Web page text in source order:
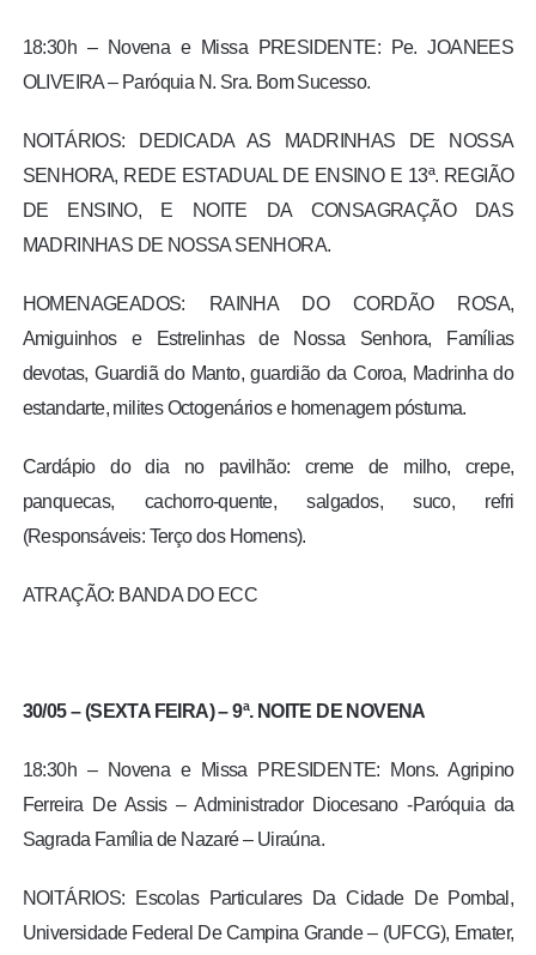
18:30h – Novena e Missa PRESIDENTE: Pe. JOANEES
OLIVEIRA – Paróquia N. Sra. Bom Sucesso.
NOITÁRIOS: DEDICADA AS MADRINHAS DE NOSSA
SENHORA, REDE ESTADUAL DE ENSINO E 13ª. REGIÃO
DE ENSINO, E NOITE DA CONSAGRAÇÃO DAS
MADRINHAS DE NOSSA SENHORA.
HOMENAGEADOS: RAINHA DO CORDÃO ROSA,
Amiguinhos e Estrelinhas de Nossa Senhora, Famílias
devotas, Guardiã do Manto, guardião da Coroa, Madrinha do
estandarte, milites Octogenários e homenagem póstuma.
Cardápio do dia no pavilhão: creme de milho, crepe,
panquecas, cachorro-quente, salgados, suco, refri
(Responsáveis: Terço dos Homens).
ATRAÇÃO: BANDA DO ECC
30/05 – (SEXTA FEIRA) – 9ª. NOITE DE NOVENA
18:30h – Novena e Missa PRESIDENTE: Mons. Agripino
Ferreira De Assis – Administrador Diocesano -Paróquia da
Sagrada Família de Nazaré – Uiraúna.
NOITÁRIOS: Escolas Particulares Da Cidade De Pombal,
Universidade Federal De Campina Grande – (UFCG), Emater,